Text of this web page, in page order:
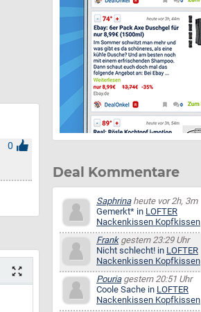
0
Deal Kommentare
Saphrinaheute vor 2h, 3m
Gemerkt* in LOFTER
Nackenkissen Kopfkissen
Frankgestern 23:29 Uhr
Nicht schlecht! in LOFTER
Nackenkissen Kopfkissen
Pouriagestern 20:51 Uhr
Coole Sache in LOFTER
Nackenkissen Kopfkissen